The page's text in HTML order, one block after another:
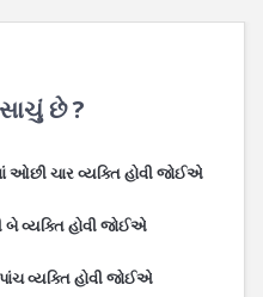
છે ?
ઓછી ચાર વ્યક્તિ હોવી જોઈએ
બે વ્યક્તિ હોવી જોઈએ
વ્યક્તિ હોવી જોઈએ